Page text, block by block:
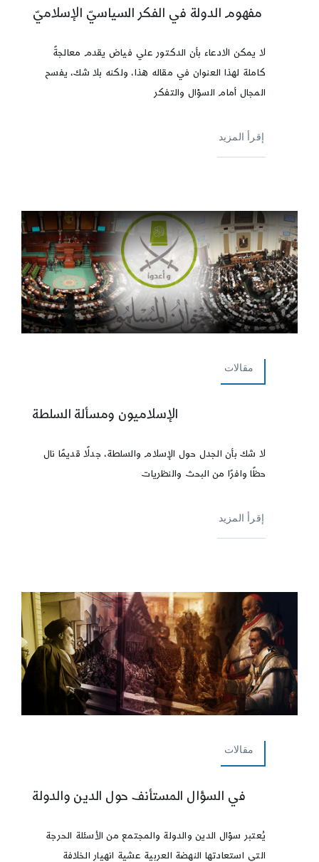
مفهوم الدولة في الفكر السياسيّ الإسلاميّ
لا يمكن الادعاء بأن الدكتور علي فياض يقدم معالجةً
كاملة لهذا العنوان في مقاله هذا، ولكنه بلا شك، يفسح
المجال أمام السؤال والتفكر
إقرأ المزيد
مقالات
الإسلاميون ومسألة السلطة
لا شك بأن الجدل حول الإسلام والسلطة، جدلًا قديمًا نال
حظًا وافرًا من البحث والنظريات
إقرأ المزيد
مقالات
في السؤال المستأنف حول الدين والدولة
يُعتبر سؤال الدين والدولة والمجتمع من الأسئلة الحرجة
التي استعادتها النهضة العربية عشية انهيار الخلافة